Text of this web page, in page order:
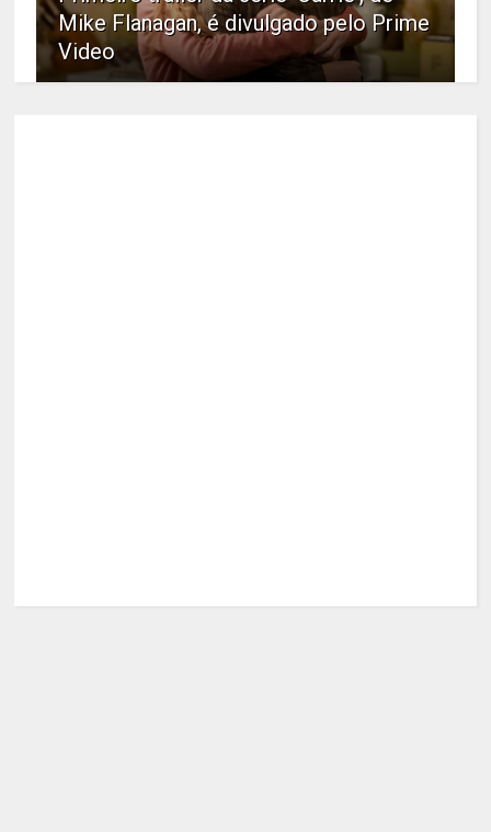
Mike Flanagan, é divulgado pelo Prime
Video